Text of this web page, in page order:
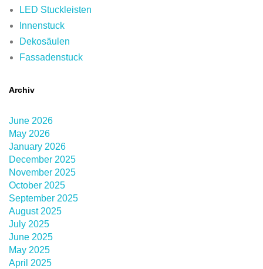
LED Stuckleisten
Innenstuck
Dekosäulen
Fassadenstuck
Archiv
June 2026
May 2026
January 2026
December 2025
November 2025
October 2025
September 2025
August 2025
July 2025
June 2025
May 2025
April 2025